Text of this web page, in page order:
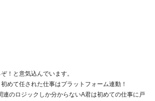
！と意気込んでいます。
めて任された仕事はプラットフォーム連動！
連のロジックしか分からないA君は初めての仕事に戸